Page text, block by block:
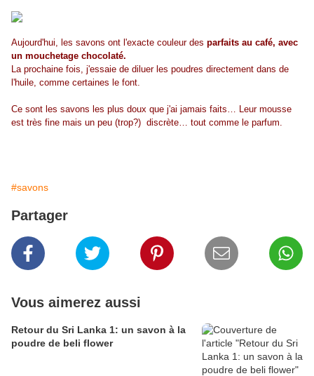
Aujourd'hui, les savons ont l'exacte couleur des parfaits au café, avec
un mouchetage chocolaté.
La prochaine fois, j'essaie de diluer les poudres directement dans de
l'huile, comme certaines le font.
Ce sont les savons les plus doux que j'ai jamais faits… Leur mousse
est très fine mais un peu (trop?) discrète… tout comme le parfum.
#savons
Partager
Vous aimerez aussi
Retour du Sri Lanka 1: un savon à la
poudre de beli flower